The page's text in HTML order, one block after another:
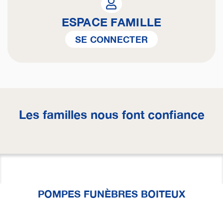
ESPACE FAMILLE
SE CONNECTER
Les familles nous font confiance
POMPES FUNÈBRES BOITEUX